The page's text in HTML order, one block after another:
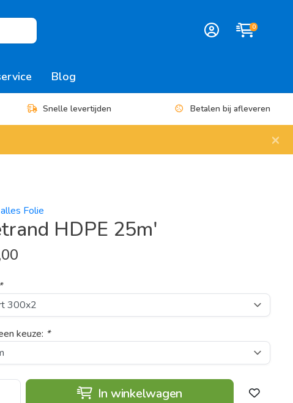
0
Blog
Snelle levertijden Betalen bij afleveren
×
Folie
HDPE 25m'
*
keuze: *
In winkelwagen